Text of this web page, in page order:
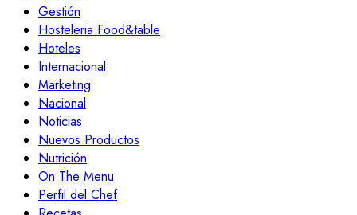
Gestión
Hosteleria Food&table
Hoteles
Internacional
Marketing
Nacional
Noticias
Nuevos Productos
Nutrición
On The Menu
Perfil del Chef